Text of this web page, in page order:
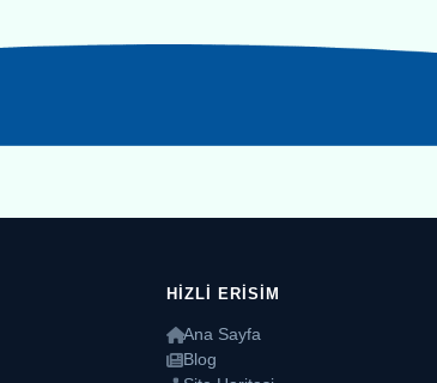
HIZLI ERISIM
Ana Sayfa
Blog